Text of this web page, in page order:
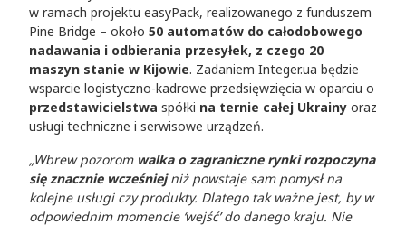
w ramach projektu easyPack, realizowanego z funduszem
Pine Bridge – około 50 automatów do całodobowego
nadawania i odbierania przesyłek, z czego 20
maszyn stanie w Kijowie. Zadaniem Integer.ua będzie
wsparcie logistyczno-kadrowe przedsięwzięcia w oparciu o
przedstawicielstwa spółki na ternie całej Ukrainy oraz
usługi techniczne i serwisowe urządzeń.
„Wbrew pozorom walka o zagraniczne rynki rozpoczyna
się znacznie wcześniejniż powstaje sam pomysł na
kolejne usługi czy produkty. Dlatego tak ważne jest, by w
odpowiednim momencie ‘wejść’ do danego kraju. Nie